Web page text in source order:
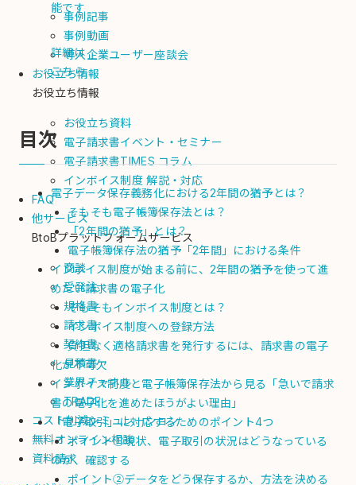
事例記事
事例動画
導入企業ユーザー座談会
お役立ち情報
お役立ち情報
お役立ち資料
電子請求書イベント・セミナー
電子請求書TIMES コラム
インボイス制度 解説・対応
FAQ
他サービス
BtoBプラットフォームサービス
商談
受発注
規格書
請求書
契約書
見積書
業界チャネル
TRADE
コスト削減シミュレーション
無料オンライン相談
資料請求
能です
詳細は
こちら
目次
電子データ保存義務化における2年間の猶予とは？
そもそも電子帳簿保存法とは？
「2年間の猶予」とは？
電子帳簿保存法の猶予「2年間」における条件
インボイス制度が始まる前に、2年間の猶予を使って進
めたい請求書の電子化
そもそもインボイス制度とは？
インボイス制度への登録方法
負担なく適格請求書を発行するには、請求書の電子
化が不可欠
インボイス制度と電子帳簿保存法から見る「急いで請求
書の電子化を進めたほうがよい理由」
「電子取引」に対応するためのポイント4つ
ポイント①現状、電子取引の状況はどうなっている
のか、確認する
ポイント②データをどう保存するか、方法を決める